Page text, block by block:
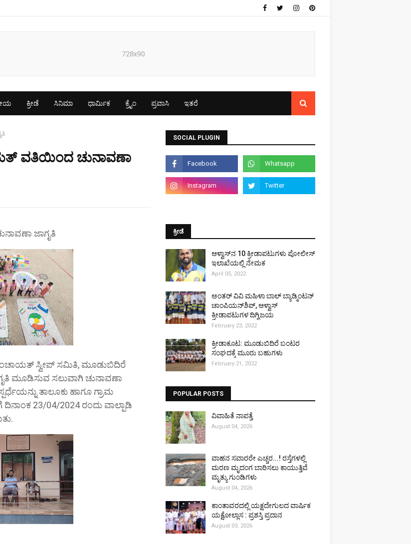
ಕ್ರೀಡೆ ಸಿನಿಮಾ ಧಾರ್ಮಿಕ ಕ್ರೈಂ ಪ್ರವಾಸಿ ಇತರೆ
ವತಿಯಿಂದ ಚುನಾವಣಾ
ಜಾಗೃತಿ
ಸ್ವೀಪ್ ಸಮಿತಿ, ಮೂಡುಬಿದಿರೆ
ಮೂಡಿಸುವ ಸಲುವಾಗಿ ಚುನಾವಣಾ
ತಾಲೂಕು ಹಾಗೂ ಗ್ರಾಮ
23/04/2024 ರಂದು ವಾಲ್ಪಾಡಿ
SOCIAL PLUGIN
ಕ್ರೀಡೆ
ಆಳ್ವಾಸ್‌ನ 10 ಕ್ರೀಡಾಪಟುಗಳು ಪೋಲೀಸ್
ಇಲಾಖೆಯಲ್ಲಿ ನೇಮಕ
April 05, 2022
ಅಂತರ್ ವಿವಿ ಮಹಿಳಾ ಬಾಲ್ ಬ್ಯಾಡ್ಮಿಂಟನ್
ಚಾಂಪಿಯನ್‌ಶಿಪ್, ಆಳ್ವಾಸ್
ಕ್ರೀಡಾಪಟುಗಳ ದಿಗ್ವಿಜಯ
February 23, 2022
ಕ್ರೀಡಾಕೂಟ: ಮೂಡುಬಿದಿರೆ ಬಂಟರ
ಸಂಘದಕ್ಕೆ ಮೂರು ಬಹುಗಳು
February 21, 2022
POPULAR POSTS
ವಿವಾಹಿತೆ ನಾಪತ್ತೆ
August 04, 2026
ವಾಹನ ಸವಾರರೇ ಎಚ್ಚರ...! ರಸ್ತೆಗಳಲ್ಲಿ
ಮರಣ ಮೃದಂಗ ಬಾರಿಸಲು ಕಾಯುತ್ತಿವೆ
ಮೃತ್ಯು ಗುಂಡಿಗಳು
August 04, 2026
ಕಾಂತಾವರದಲ್ಲಿ ಯಕ್ಷದೇಗುಲದ ವಾರ್ಷಿಕ
ಯಕ್ಷೋಲ್ಲಾಸ : ಪ್ರಶಸ್ತಿ ಪ್ರದಾನ
August 03, 2026